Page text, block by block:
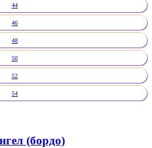
44
46
48
50
52
54
(бордо)